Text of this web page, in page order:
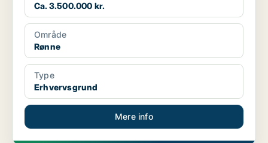
Ca. 3.500.000 kr.
Område
Rønne
Type
Erhvervsgrund
Mere info